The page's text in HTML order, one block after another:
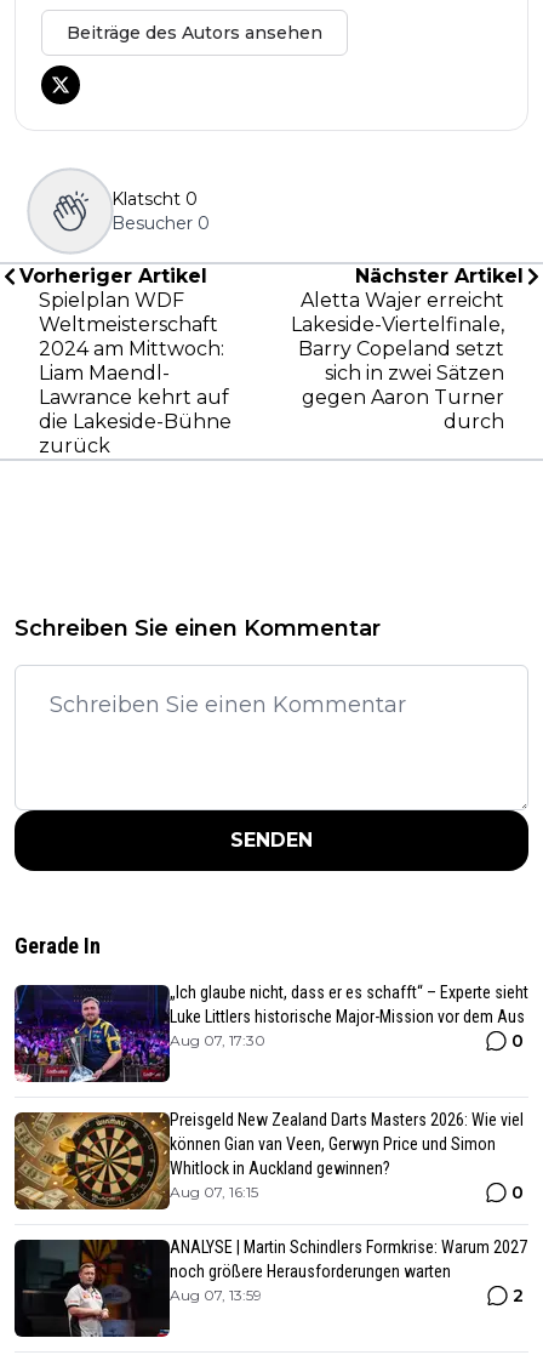
Beiträge des Autors ansehen
Klatscht 0
Besucher 0
Vorheriger Artikel
Spielplan WDF
Weltmeisterschaft
2024 am Mittwoch:
Liam Maendl-
Lawrance kehrt auf
die Lakeside-Bühne
zurück
Nächster Artikel
Aletta Wajer erreicht
Lakeside-Viertelfinale,
Barry Copeland setzt
sich in zwei Sätzen
gegen Aaron Turner
durch
Schreiben Sie einen Kommentar
SENDEN
Gerade In
„Ich glaube nicht, dass er es schafft“ – Experte sieht
Luke Littlers historische Major-Mission vor dem Aus
Aug 07, 17:30 0
Preisgeld New Zealand Darts Masters 2026: Wie viel
können Gian van Veen, Gerwyn Price und Simon
Whitlock in Auckland gewinnen?
Aug 07, 16:15 0
ANALYSE | Martin Schindlers Formkrise: Warum 2027
noch größere Herausforderungen warten
Aug 07, 13:59 2